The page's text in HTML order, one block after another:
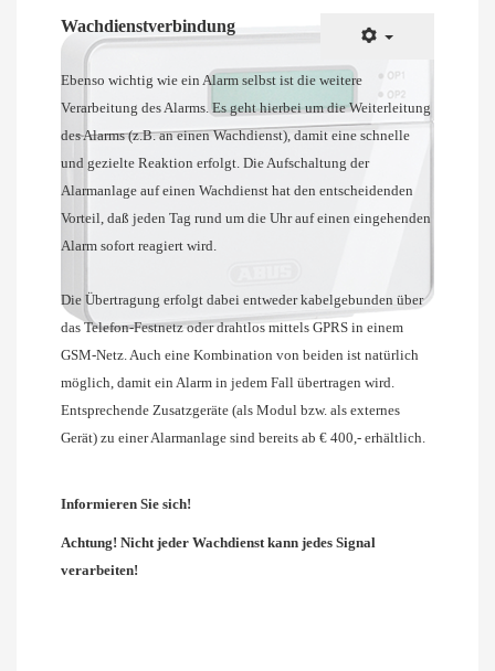
Wachdienstverbindung
Ebenso wichtig wie ein Alarm selbst ist die weitere
Verarbeitung des Alarms. Es geht hierbei um die Weiterleitung
des Alarms (z.B. an einen Wachdienst), damit eine schnelle
und gezielte Reaktion erfolgt. Die Aufschaltung der
Alarmanlage auf einen Wachdienst hat den entscheidenden
Vorteil, daß jeden Tag rund um die Uhr auf einen eingehenden
Alarm sofort reagiert wird.
Die Übertragung erfolgt dabei entweder kabelgebunden über
das Telefon-Festnetz oder drahtlos mittels GPRS in einem
GSM-Netz. Auch eine Kombination von beiden ist natürlich
möglich, damit ein Alarm in jedem Fall übertragen wird.
Entsprechende Zusatzgeräte (als Modul bzw. als externes
Gerät) zu einer Alarmanlage sind bereits ab € 400,- erhältlich.
Informieren Sie sich!
Achtung! Nicht jeder Wachdienst kann jedes Signal
verarbeiten!